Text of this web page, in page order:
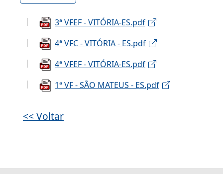
3ª VFEF - VITÓRIA-ES.pdf
4ª VFC - VITÓRIA - ES.pdf
4ª VFEF - VITÓRIA-ES.pdf
1ª VF - SÃO MATEUS - ES.pdf
<< Voltar